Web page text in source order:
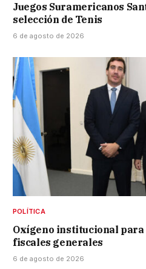
Juegos Suramericanos
selección de Tenis
6 de agosto de 2026
POLÍTICA
Oxígeno institucional
fiscales generales
6 de agosto de 2026